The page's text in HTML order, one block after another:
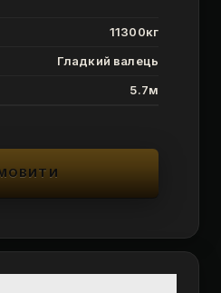
11300кг
Гладкий валець
5.7м